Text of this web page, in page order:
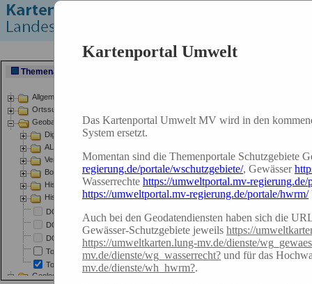
Kartenportal Umwelt
Das Kartenportal Umwelt MV wird in den
System ersetzt.
Momentan sind die Themenportale Schutzgebiete
regierung.de/portale/wschutzgebiete/, Gewässer
Wasserrechte https://umweltportal.mv-regierung.de/
https://umweltportal.mv-regierung.de/portale/hwrm/
Auch bei den Geodatendiensten haben sich die
Gewässer-Schutzgebiete jeweils https://
https://umweltkarten.lung-mv.de/dienste/
mv.de/dienste/wg_wasserrecht? und für das
mv.de/dienste/wh_hwrm?.